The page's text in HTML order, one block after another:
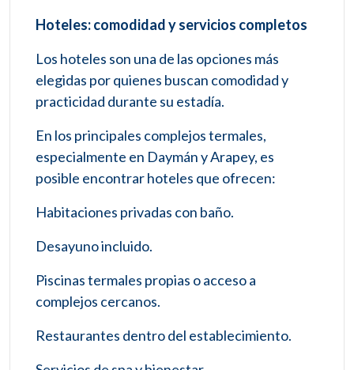
Hoteles: comodidad y servicios completos
Los hoteles son una de las opciones más
elegidas por quienes buscan comodidad y
practicidad durante su estadía.
En los principales complejos termales,
especialmente en Daymán y Arapey, es
posible encontrar hoteles que ofrecen:
Habitaciones privadas con baño.
Desayuno incluido.
Piscinas termales propias o acceso a
complejos cercanos.
Restaurantes dentro del establecimiento.